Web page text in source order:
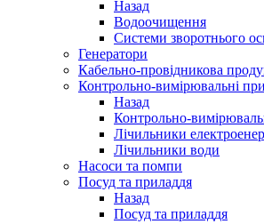
Назад
Водоочищення
Системи зворотнього
Генератори
Кабельно-провідникова
Контрольно-вимірювальні
Назад
Контрольно-
Лічильники
Лічильники води
Насоси та помпи
Посуд та приладдя
Назад
Посуд та приладдя